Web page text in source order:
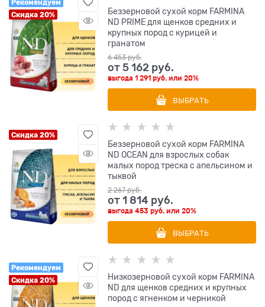
Рекомендуем
Скидка 20%
Беззерновой cухой корм FARMINA
ND PRIME для щенков средних и
крупных пород с курицей и
гранатом
6 453 руб.
от5 162 руб.
выгода1 291 руб. или20%
ВЫБРАТЬ
Скидка 20%
Беззерновой cухой корм FARMINA
ND OCEAN для взрослых собак
малых пород треска с апельсином и
тыквой
2 267 руб.
от1 814 руб.
выгода453 руб. или20%
ВЫБРАТЬ
Рекомендуем
Скидка 20%
Низкозерновой cухой корм FARMINA
ND для щенков средних и крупных
пород с ягненком и черникой